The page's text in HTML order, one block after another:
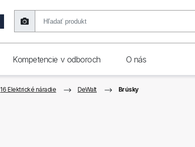
Kompetencie v odboroch O nás
16 Elektrické náradie DeWalt Brúsky